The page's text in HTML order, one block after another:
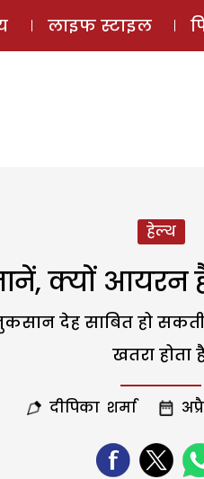
लाइफ स्टाइल
हेल्थ
क्यों आयरन
देह साबित हो
खतरा होता
दीपिका शर्मा